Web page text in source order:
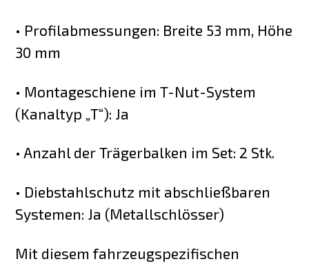
• Profilabmessungen: Breite 53 mm, Höhe
30 mm
• Montageschiene im T-Nut-System
(Kanaltyp „T“): Ja
• Anzahl der Trägerbalken im Set: 2 Stk.
• Diebstahlschutz mit abschließbaren
Systemen: Ja (Metallschlösser)
Mit diesem fahrzeugspezifischen